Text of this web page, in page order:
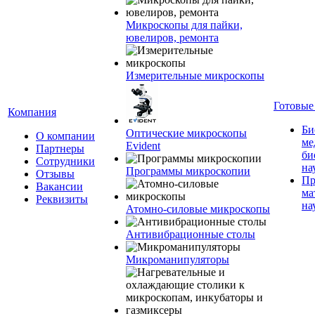
Компания
О компании
Партнеры
Сотрудники
Отзывы
Вакансии
Реквизиты
Микроскопы для пайки,
ювелиров, ремонта
Измерительные микроскопы
Оптические микроскопы
Evident
Программы микроскопии
Атомно-силовые микроскопы
Антивибрационные столы
Микроманипуляторы